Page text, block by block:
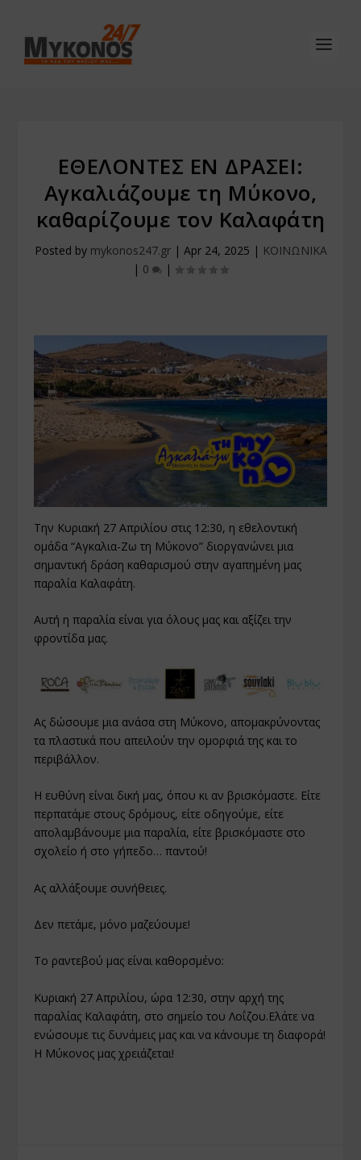
ΕΘΕΛΟΝΤΕΣ ΕΝ ΔΡΑΣΕΙ:
Αγκαλιάζουμε τη Μύκονο,
καθαρίζουμε τον Καλαφάτη
Posted by mykonos247.gr| Apr 24, 2025 | ΚΟΙΝΩΝΙΚΑ
| 0 |
Την Κυριακή 27 Απριλίου στις 12:30, η εθελοντική
ομάδα “Αγκαλια-Ζω τη Μύκονο” διοργανώνει μια
σημαντική δράση καθαρισμού στην αγαπημένη μας
παραλία Καλαφάτη.
Αυτή η παραλία είναι για όλους μας και αξίζει την
φροντίδα μας.
Ας δώσουμε μια ανάσα στη Μύκονο, απομακρύνοντας
τα πλαστικά που απειλούν την ομορφιά της και το
περιβάλλον.
Η ευθύνη είναι δική μας, όπου κι αν βρισκόμαστε. Είτε
περπατάμε στους δρόμους, είτε οδηγούμε, είτε
απολαμβάνουμε μια παραλία, είτε βρισκόμαστε στο
σχολείο ή στο γήπεδο… παντού!
Ας αλλάξουμε συνήθειες.
Δεν πετάμε, μόνο μαζεύουμε!
Το ραντεβού μας είναι καθορσμένο:
Κυριακή 27 Απριλίου, ώρα 12:30, στην αρχή της
παραλίας Καλαφάτη, στο σημείο του Λοΐζου.Ελάτε να
ενώσουμε τις δυνάμεις μας και να κάνουμε τη διαφορά!
Η Μύκονος μας χρειάζεται!